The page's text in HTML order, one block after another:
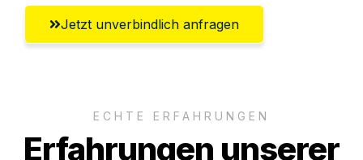
Jetzt unverbindlich anfragen
ECHTE ERFAHRUNGEN
Erfahrungen unserer